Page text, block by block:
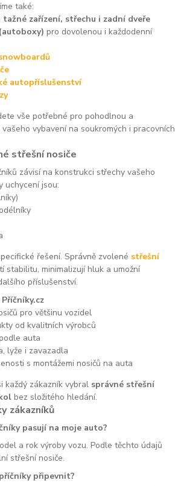
také:
zařízení, střechu i zadní dveře
pro dovolenou i každodenní
autopříslušenství
vše potřebné pro pohodlnou a
vybavení na soukromých i pracovních
střešní nosiče
závisí na konstrukci střechy vašeho
uchycení jsou:
řešení. Správně zvolené střešní
stabilitu, minimalizují hluk a umožní
příslušenství.
pro většinu vozidel
od kvalitních výrobců
auta
lyže i zavazadla
s montážemi nosičů na auta
každý zákazník vybral správné střešní
bez složitého hledání.
zákazníků
pasují na moje auto?
a rok výroby vozu. Podle těchto údajů
střešní nosiče.
připevnit?